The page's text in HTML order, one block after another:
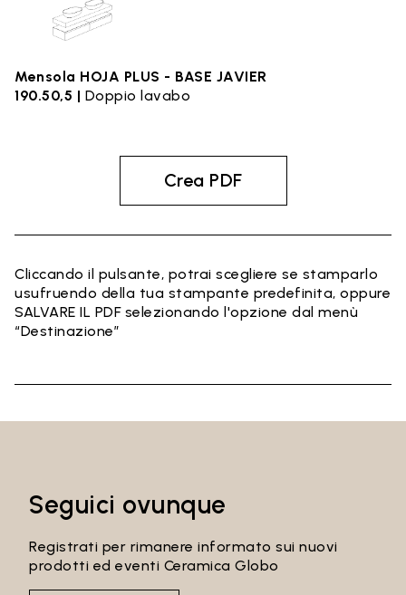
Mensola HOJA PLUS - BASE JAVIER
190.50,5 | Doppio lavabo
Crea PDF
Cliccando il pulsante, potrai scegliere se stamparlo
usufruendo della tua stampante predefinita, oppure
SALVARE IL PDF selezionando l'opzione dal menù
“Destinazione”
Seguici ovunque
Registrati per rimanere informato sui nuovi
prodotti ed eventi Ceramica Globo